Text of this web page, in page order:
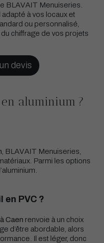
BLAVAIT Menuiseries.
à vos locaux et
ou personnalisé,
chiffrage de vos projets
devis
aluminium ?
, BLAVAIT Menuiseries,
Parmi les options
en PVC ?
Caen renvoie à un choix
d’être abordable, alors
Il est léger, donc